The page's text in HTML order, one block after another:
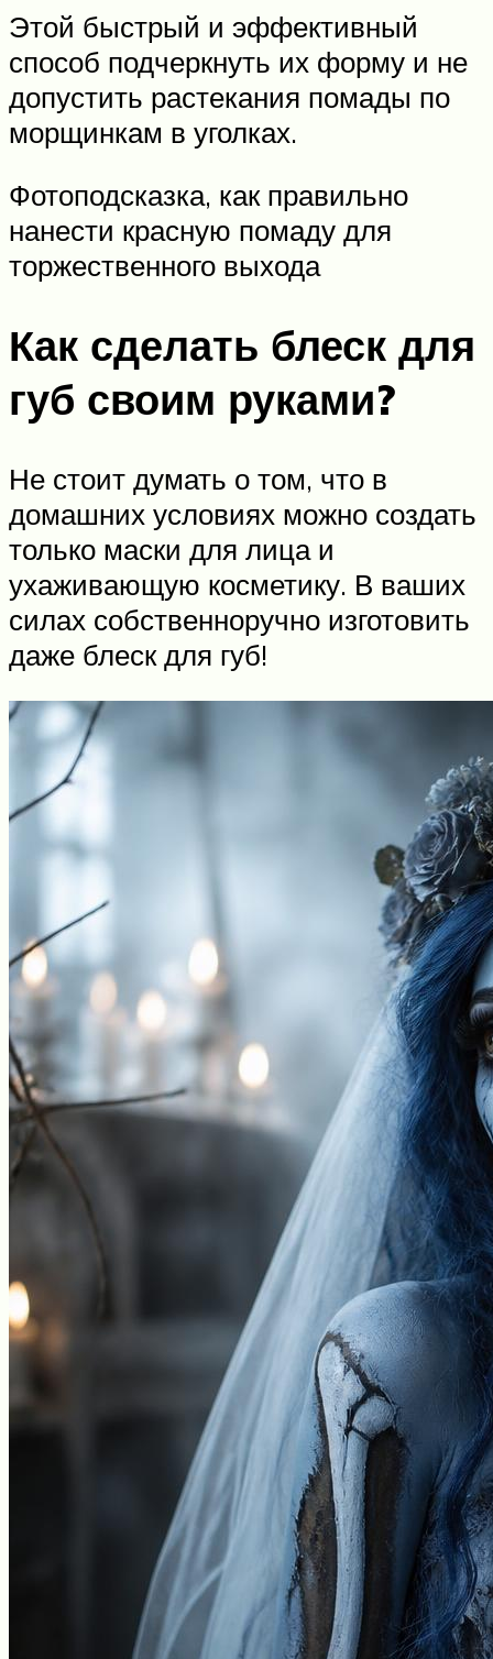
Этой быстрый и эффективный
способ подчеркнуть их форму и не
допустить растекания помады по
морщинкам в уголках.
Фотоподсказка, как правильно
нанести красную помаду для
торжественного выхода
Как сделать блеск для
губ своим руками?
Не стоит думать о том, что в
домашних условиях можно создать
только маски для лица и
ухаживающую косметику. В ваших
силах собственноручно изготовить
даже блеск для губ!